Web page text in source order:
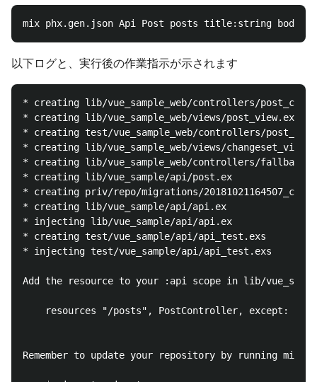
以下ログと、実行後の作業指示が示されます
* creating lib/vue_sample_web/controllers/
* creating lib/vue_sample_web/views/post_view.ex
* creating test/vue_sample_web/controllers/
* creating lib/vue_sample_web/views/
* creating lib/vue_sample_web/controllers/
* creating lib/vue_sample/api/post.ex
* creating priv/repo/migrations/
* creating lib/vue_sample/api/api.ex
* injecting lib/vue_sample/api/api.ex
* creating test/vue_sample/api/api_test.exs
* injecting test/vue_sample/api/api_test.exs
Add the resource to your :api scope in lib/
resources "/posts", PostController, except:
Remember to update your repository by running